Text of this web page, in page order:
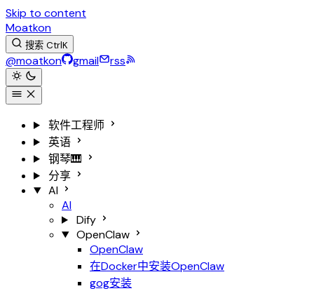
Skip to content
Moatkon
搜索 CtrlK
@moatkon gmail rss
软件工程师
英语
钢琴🎹
分享
AI
AI
Dify
OpenClaw
OpenClaw
在Docker中安装OpenClaw
gog安装